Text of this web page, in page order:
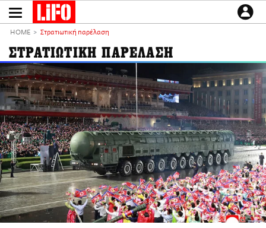
το
LIFO SHOP
NEWSLETTER
ΜΙΚΡΟΠΡΑΓΜΑΤΑ
THE GOOD LIFO
ΕΙΔΗΣΕΙΣ
CULTURE
ΑΠΟΨΕΙΣ
ΤΡΟΠΟΣ ΖΩΗΣ
PODCASTS
Plus
HOME Στρατιωτική παρέλαση
ΣΤΡΑΤΙΩΤΙΚΗ ΠΑΡΕΛΑΣΗ